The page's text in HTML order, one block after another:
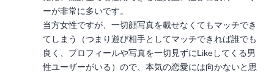
ーが非常に多いです。
当方女性ですが、一切顔写真を載せなくてもマッチでき
てしまう（つまり遊び相手としてマッチできれば誰でも
良く、プロフィールや写真を一切見ずにLikeしてくる男
性ユーザーがいる）ので、本気の恋愛には向かないと思